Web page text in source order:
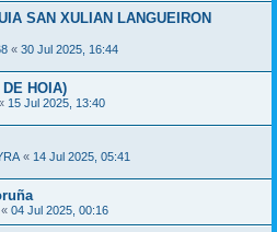
SAN XULIAN LANGUEIRON
« 30 Jul 2025, 16:44
HOIA)
15 Jul 2025, 13:40
« 14 Jul 2025, 05:41
« 04 Jul 2025, 00:16